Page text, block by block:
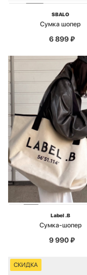
SBALO
Сумка шопер
6 899₽
Label .B
Сумка-шопер
9 990₽
СКИДКА